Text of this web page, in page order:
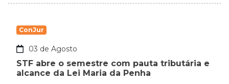
ConJur
03 de Agosto
STF abre o semestre com pauta tributária e
alcance da Lei Maria da Penha